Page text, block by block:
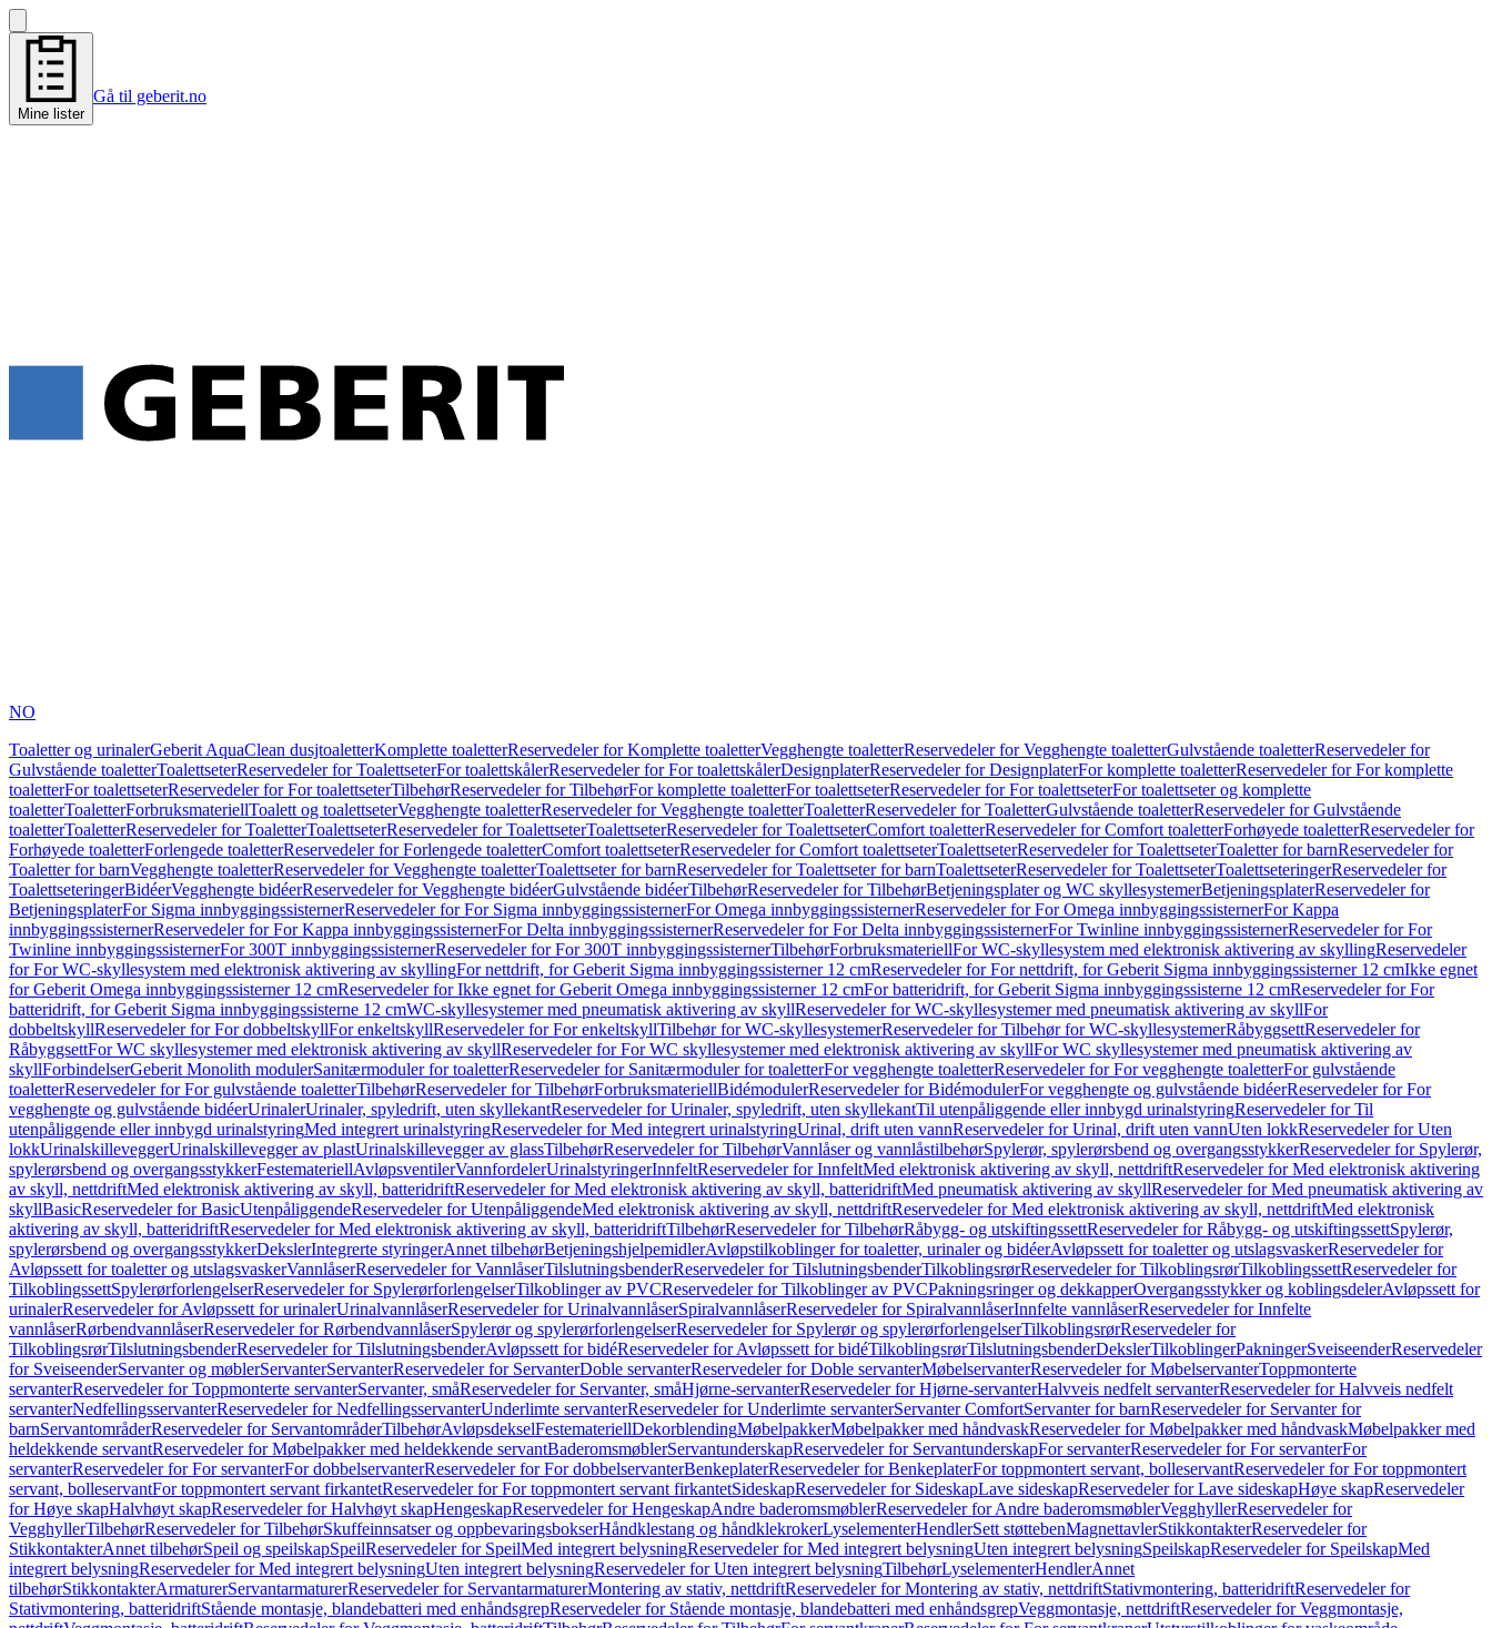
Mine lister
Gå til geberit.no
NO
Toaletter og urinalerGeberit AquaClean dusjtoaletterKomplette toaletterReservedeler for Komplette toaletterVegghengte toaletterReservedeler for Vegghengte toaletterGulvstående toaletterReservedeler for
Gulvstående toaletterToalettseterReservedeler for ToalettseterFor toalettskålerReservedeler for For toalettskålerDesignplaterReservedeler for DesignplaterFor komplette toaletterReservedeler for For komplette
toaletterFor toalettseterReservedeler for For toalettseterTilbehørReservedeler for TilbehørFor komplette toaletterFor toalettseterReservedeler for For toalettseterFor toalettseter og komplette
toaletterToaletterForbruksmateriellToalett og toalettseterVegghengte toaletterReservedeler for Vegghengte toaletterToaletterReservedeler for ToaletterGulvstående toaletterReservedeler for Gulvstående
toaletterToaletterReservedeler for ToaletterToalettseterReservedeler for ToalettseterToalettseterReservedeler for ToalettseterComfort toaletterReservedeler for Comfort toaletterForhøyede toaletterReservedeler for
Forhøyede toaletterForlengede toaletterReservedeler for Forlengede toaletterComfort toalettseterReservedeler for Comfort toalettseterToalettseterReservedeler for ToalettseterToaletter for barnReservedeler for
Toaletter for barnVegghengte toaletterReservedeler for Vegghengte toaletterToalettseter for barnReservedeler for Toalettseter for barnToalettseterReservedeler for ToalettseterToalettseteringerReservedeler for
ToalettseteringerBidéerVegghengte bidéerReservedeler for Vegghengte bidéerGulvstående bidéerTilbehørReservedeler for TilbehørBetjeningsplater og WC skyllesystemerBetjeningsplaterReservedeler for
BetjeningsplaterFor Sigma innbyggingssisternerReservedeler for For Sigma innbyggingssisternerFor Omega innbyggingssisternerReservedeler for For Omega innbyggingssisternerFor Kappa
innbyggingssisternerReservedeler for For Kappa innbyggingssisternerFor Delta innbyggingssisternerReservedeler for For Delta innbyggingssisternerFor Twinline innbyggingssisternerReservedeler for For
Twinline innbyggingssisternerFor 300T innbyggingssisternerReservedeler for For 300T innbyggingssisternerTilbehørForbruksmateriellFor WC-skyllesystem med elektronisk aktivering av skyllingReservedeler
for For WC-skyllesystem med elektronisk aktivering av skyllingFor nettdrift, for Geberit Sigma innbyggingssisterner 12 cmReservedeler for For nettdrift, for Geberit Sigma innbyggingssisterner 12 cmIkke egnet
for Geberit Omega innbyggingssisterner 12 cmReservedeler for Ikke egnet for Geberit Omega innbyggingssisterner 12 cmFor batteridrift, for Geberit Sigma innbyggingssisterne 12 cmReservedeler for For
batteridrift, for Geberit Sigma innbyggingssisterne 12 cmWC-skyllesystemer med pneumatisk aktivering av skyllReservedeler for WC-skyllesystemer med pneumatisk aktivering av skyllFor
dobbeltskyllReservedeler for For dobbeltskyllFor enkeltskyllReservedeler for For enkeltskyllTilbehør for WC-skyllesystemerReservedeler for Tilbehør for WC-skyllesystemerRåbyggsettReservedeler for
RåbyggsettFor WC skyllesystemer med elektronisk aktivering av skyllReservedeler for For WC skyllesystemer med elektronisk aktivering av skyllFor WC skyllesystemer med pneumatisk aktivering av
skyllForbindelserGeberit Monolith modulerSanitærmoduler for toaletterReservedeler for Sanitærmoduler for toaletterFor vegghengte toaletterReservedeler for For vegghengte toaletterFor gulvstående
toaletterReservedeler for For gulvstående toaletterTilbehørReservedeler for TilbehørForbruksmateriellBidémodulerReservedeler for BidémodulerFor vegghengte og gulvstående bidéerReservedeler for For
vegghengte og gulvstående bidéerUrinalerUrinaler, spyledrift, uten skyllekantReservedeler for Urinaler, spyledrift, uten skyllekantTil utenpåliggende eller innbygd urinalstyringReservedeler for Til
utenpåliggende eller innbygd urinalstyringMed integrert urinalstyringReservedeler for Med integrert urinalstyringUrinal, drift uten vannReservedeler for Urinal, drift uten vannUten lokkReservedeler for Uten
lokkUrinalskilleveggerUrinalskillevegger av plastUrinalskillevegger av glassTilbehørReservedeler for TilbehørVannlåser og vannlåstilbehørSpylerør, spylerørsbend og overgangsstykkerReservedeler for Spylerør,
spylerørsbend og overgangsstykkerFestemateriellAvløpsventilerVannfordelerUrinalstyringerInnfeltReservedeler for InnfeltMed elektronisk aktivering av skyll, nettdriftReservedeler for Med elektronisk aktivering
av skyll, nettdriftMed elektronisk aktivering av skyll, batteridriftReservedeler for Med elektronisk aktivering av skyll, batteridriftMed pneumatisk aktivering av skyllReservedeler for Med pneumatisk aktivering av
skyllBasicReservedeler for BasicUtenpåliggendeReservedeler for UtenpåliggendeMed elektronisk aktivering av skyll, nettdriftReservedeler for Med elektronisk aktivering av skyll, nettdriftMed elektronisk
aktivering av skyll, batteridriftReservedeler for Med elektronisk aktivering av skyll, batteridriftTilbehørReservedeler for TilbehørRåbygg- og utskiftingssettReservedeler for Råbygg- og utskiftingssettSpylerør,
spylerørsbend og overgangsstykkerDekslerIntegrerte styringerAnnet tilbehørBetjeningshjelpemidlerAvløpstilkoblinger for toaletter, urinaler og bidéerAvløpssett for toaletter og utslagsvaskerReservedeler for
Avløpssett for toaletter og utslagsvaskerVannlåserReservedeler for VannlåserTilslutningsbenderReservedeler for TilslutningsbenderTilkoblingsrørReservedeler for TilkoblingsrørTilkoblingssettReservedeler for
TilkoblingssettSpylerørforlengelserReservedeler for SpylerørforlengelserTilkoblinger av PVCReservedeler for Tilkoblinger av PVCPakningsringer og dekkapperOvergangsstykker og koblingsdelerAvløpssett for
urinalerReservedeler for Avløpssett for urinalerUrinalvannlåserReservedeler for UrinalvannlåserSpiralvannlåserReservedeler for SpiralvannlåserInnfelte vannlåserReservedeler for Innfelte
vannlåserRørbendvannlåserReservedeler for RørbendvannlåserSpylerør og spylerørforlengelserReservedeler for Spylerør og spylerørforlengelserTilkoblingsrørReservedeler for
TilkoblingsrørTilslutningsbenderReservedeler for TilslutningsbenderAvløpssett for bidéReservedeler for Avløpssett for bidéTilkoblingsrørTilslutningsbenderDekslerTilkoblingerPakningerSveiseenderReservedeler
for SveiseenderServanter og møblerServanterServanterReservedeler for ServanterDoble servanterReservedeler for Doble servanterMøbelservanterReservedeler for MøbelservanterToppmonterte
servanterReservedeler for Toppmonterte servanterServanter, småReservedeler for Servanter, småHjørne-servanterReservedeler for Hjørne-servanterHalvveis nedfelt servanterReservedeler for Halvveis nedfelt
servanterNedfellingsservanterReservedeler for NedfellingsservanterUnderlimte servanterReservedeler for Underlimte servanterServanter ComfortServanter for barnReservedeler for Servanter for
barnServantområderReservedeler for ServantområderTilbehørAvløpsdekselFestemateriellDekorblendingMøbelpakkerMøbelpakker med håndvaskReservedeler for Møbelpakker med håndvaskMøbelpakker med
heldekkende servantReservedeler for Møbelpakker med heldekkende servantBaderomsmøblerServantunderskapReservedeler for ServantunderskapFor servanterReservedeler for For servanterFor
servanterReservedeler for For servanterFor dobbelservanterReservedeler for For dobbelservanterBenkeplaterReservedeler for BenkeplaterFor toppmontert servant, bolleservantReservedeler for For toppmontert
servant, bolleservantFor toppmontert servant firkantetReservedeler for For toppmontert servant firkantetSideskapReservedeler for SideskapLave sideskapReservedeler for Lave sideskapHøye skapReservedeler
for Høye skapHalvhøyt skapReservedeler for Halvhøyt skapHengeskapReservedeler for HengeskapAndre baderomsmøblerReservedeler for Andre baderomsmøblerVegghyllerReservedeler for
VegghyllerTilbehørReservedeler for TilbehørSkuffeinnsatser og oppbevaringsbokserHåndklestang og håndklekrokerLyselementerHendlerSett støttebenMagnettavlerStikkontakterReservedeler for
StikkontakterAnnet tilbehørSpeil og speilskapSpeilReservedeler for SpeilMed integrert belysningReservedeler for Med integrert belysningUten integrert belysningSpeilskapReservedeler for SpeilskapMed
integrert belysningReservedeler for Med integrert belysningUten integrert belysningReservedeler for Uten integrert belysningTilbehørLyselementerHendlerAnnet
tilbehørStikkontakterArmaturerServantarmaturerReservedeler for ServantarmaturerMontering av stativ, nettdriftReservedeler for Montering av stativ, nettdriftStativmontering, batteridriftReservedeler for
Stativmontering, batteridriftStående montasje, blandebatteri med enhåndsgrepReservedeler for Stående montasje, blandebatteri med enhåndsgrepVeggmontasje, nettdriftReservedeler for Veggmontasje,